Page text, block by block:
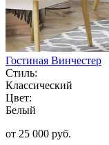
Гостиная Винчестер
Стиль:
Классический
Цвет:
Белый
от 25 000 руб.